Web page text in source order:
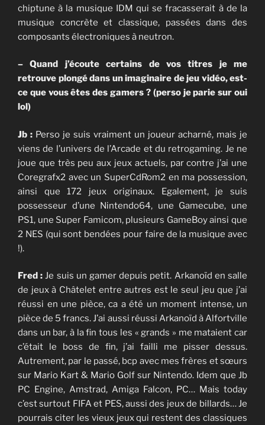
chiptune à la musique IDM qui se fracasserait à de la
musique concrète et classique, passées dans des
composants électroniques à neutron.
– Quand j’écoute certains de vos titres je me
retrouve plongé dans un imaginaire de jeu vidéo, est-
ce que vous êtes des gamers ? (perso je parie sur oui
lol)
Jb : Perso je suis vraiment un joueur acharné, mais je
viens de l’univers de l’Arcade et du retrogaming. Je ne
joue que très peu aux jeux actuels, par contre j’ai une
Coregrafx2 avec un SuperCdRom2 en ma possession,
ainsi que 172 jeux originaux. Egalement, je suis
possesseur d’une Nintendo64, une Gamecube, une
PS1, une Super Famicom, plusieurs GameBoy ainsi que
2 NES (qui sont bendées pour faire de la musique avec
!).
Fred : Je suis un gamer depuis petit. Arkanoïd en salle
de jeux à Châtelet entre autres est le seul jeu que j’ai
réussi en une pièce, ca a été un moment intense, un
pièce de 5 francs. J’ai aussi réussi Arkanoïd à Alfortville
dans un bar, à la fin tous les « grands » me mataient car
c’était le boss de fin, j’ai failli me pisser dessus.
Autrement, par le passé, bcp avec mes frères et sœurs
sur Mario Kart & Mario Golf sur Nintendo. Idem que Jb
PC Engine, Amstrad, Amiga Falcon, PC… Mais today
c’est surtout FIFA et PES, aussi des jeux de billards… Je
pourrais citer les vieux jeux qui restent des classiques